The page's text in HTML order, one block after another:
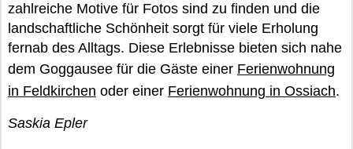
zahlreiche Motive für Fotos sind zu finden und die
landschaftliche Schönheit sorgt für viele Erholung
fernab des Alltags. Diese Erlebnisse bieten sich nahe
dem Goggausee für die Gäste einer Ferienwohnung
in Feldkirchen oder einer Ferienwohnung in Ossiach.
Saskia Epler